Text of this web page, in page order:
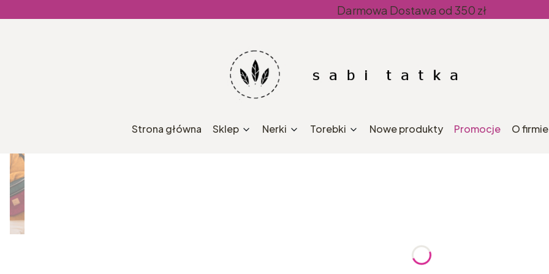
Darmowa Dostawa od 350 zł
Strona główna Sklep Nerki Torebki Nowe produkty Promocje O firmie